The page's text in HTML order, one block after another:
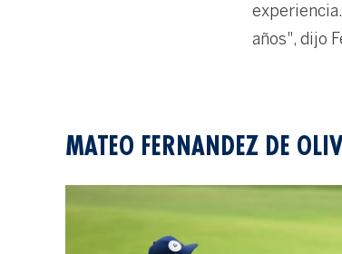
años", dijo
MATEO FERNANDEZ DE